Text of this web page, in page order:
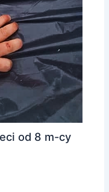
od 8 m-cy